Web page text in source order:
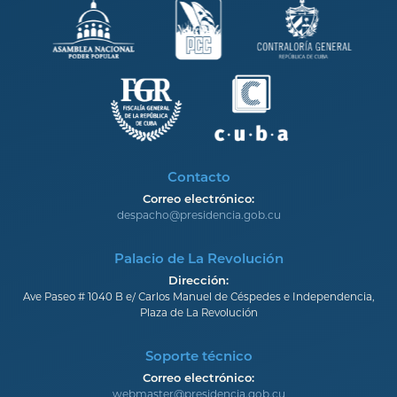
Contacto
Correo electrónico:
despacho@presidencia.gob.cu
Palacio de La Revolución
Dirección:
Ave Paseo # 1040 B e/ Carlos Manuel de Céspedes e Independencia,
Plaza de La Revolución
Soporte técnico
Correo electrónico:
webmaster@presidencia.gob.cu